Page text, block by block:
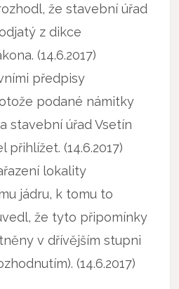
že stavební úřad
z dikce
(14.6.2017)
předpisy
podané námitky
stavební úřad Vsetín
přihlížet. (14.6.2017)
lokality
jádru, k tomu to
že tyto připomínky
v dřívějším stupni
(14.6.2017)